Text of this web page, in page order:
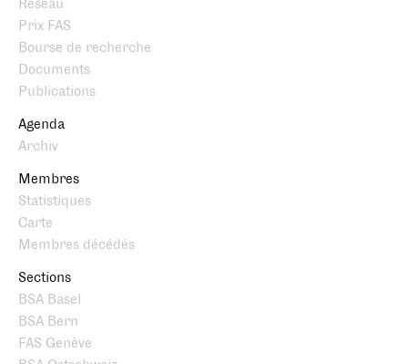
Réseau
Prix FAS
Bourse de recherche
Documents
Publications
Agenda
Archiv
Membres
Statistiques
Carte
Membres décédés
Sections
BSA Basel
BSA Bern
FAS Genève